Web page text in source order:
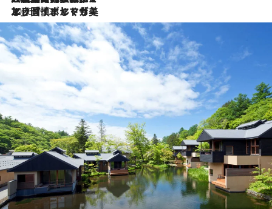
2026.7.13
エッセイ・ヤマザキマリ「慎ましくも美しき国 ポルトガル」